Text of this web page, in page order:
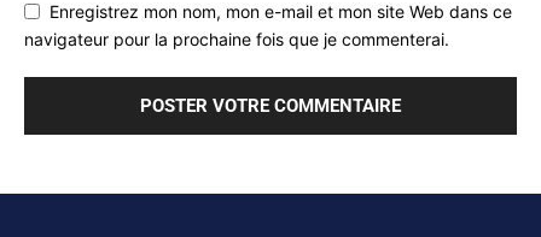
Enregistrez mon nom, mon e-mail et mon site Web dans ce
navigateur pour la prochaine fois que je commenterai.